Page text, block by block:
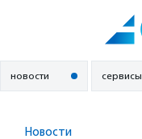
новости сервисы
Новости